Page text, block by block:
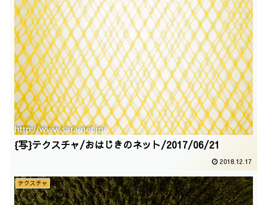
{写}テクスチャ/おはじきのネット/2017/06/21
2018.12.17
テクスチャ